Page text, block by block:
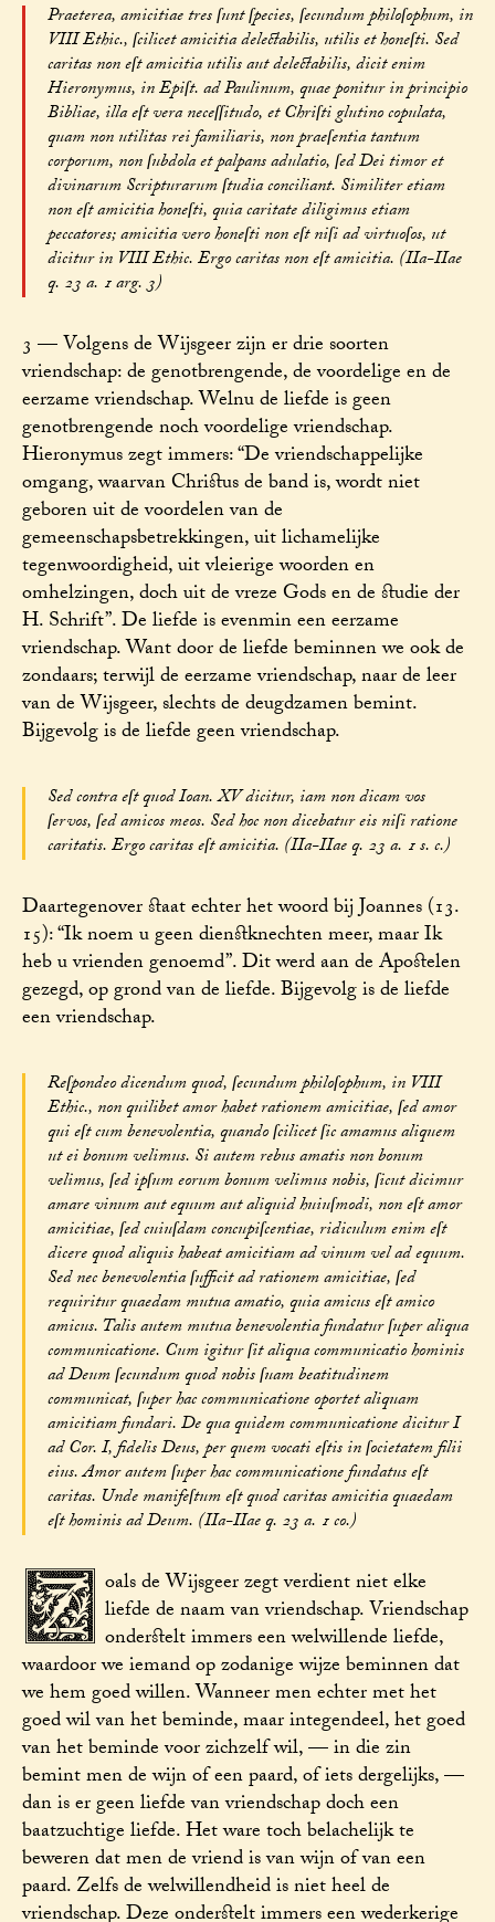
Praeterea, amicitiae tres ſunt ſpecies, ſecundum philoſophum, in
VIII Ethic., ſcilicet amicitia delectabilis, utilis et honeſti. Sed
caritas non eſt amicitia utilis aut delectabilis, dicit enim
Hieronymus, in Epiſt. ad Paulinum, quae ponitur in principio
Bibliae, illa eſt vera neceſſitudo, et Chriſti glutino copulata,
quam non utilitas rei familiaris, non praeſentia tantum
corporum, non ſubdola et palpans adulatio, ſed Dei timor et
divinarum Scripturarum ſtudia conciliant. Similiter etiam
non eſt amicitia honeſti, quia caritate diligimus etiam
peccatores; amicitia vero honeſti non eſt niſi ad virtuoſos, ut
dicitur in VIII Ethic. Ergo caritas non eſt amicitia. (IIa-IIae
q. 23 a. 1 arg. 3)
3 — Volgens de Wijsgeer zijn er drie soorten
vriendschap: de genotbrengende, de voordelige en de
eerzame vriendschap. Welnu de liefde is geen
genotbrengende noch voordelige vriendschap.
Hieronymus zegt immers: “De vriendschappelijke
omgang, waarvan Christus de band is, wordt niet
geboren uit de voordelen van de
gemeenschapsbetrekkingen, uit lichamelijke
tegenwoordigheid, uit vleierige woorden en
omhelzingen, doch uit de vreze Gods en de studie der
H. Schrift”. De liefde is evenmin een eerzame
vriendschap. Want door de liefde beminnen we ook de
zondaars; terwijl de eerzame vriendschap, naar de leer
van de Wijsgeer, slechts de deugdzamen bemint.
Bijgevolg is de liefde geen vriendschap.
Sed contra eſt quod Ioan. XV dicitur, iam non dicam vos
ſervos, ſed amicos meos. Sed hoc non dicebatur eis niſi ratione
caritatis. Ergo caritas eſt amicitia. (IIa-IIae q. 23 a. 1 s. c.)
Daartegenover staat echter het woord bij Joannes (13.
15): “Ik noem u geen dienstknechten meer, maar Ik
heb u vrienden genoemd”. Dit werd aan de Apostelen
gezegd, op grond van de liefde. Bijgevolg is de liefde
een vriendschap.
Reſpondeo dicendum quod, ſecundum philoſophum, in VIII
Ethic., non quilibet amor habet rationem amicitiae, ſed amor
qui eſt cum benevolentia, quando ſcilicet ſic amamus aliquem
ut ei bonum velimus. Si autem rebus amatis non bonum
velimus, ſed ipſum eorum bonum velimus nobis, ſicut dicimur
amare vinum aut equum aut aliquid huiuſmodi, non eſt amor
amicitiae, ſed cuiuſdam concupiſcentiae, ridiculum enim eſt
dicere quod aliquis habeat amicitiam ad vinum vel ad equum.
Sed nec benevolentia ſufficit ad rationem amicitiae, ſed
requiritur quaedam mutua amatio, quia amicus eſt amico
amicus. Talis autem mutua benevolentia fundatur ſuper aliqua
communicatione. Cum igitur ſit aliqua communicatio hominis
ad Deum ſecundum quod nobis ſuam beatitudinem
communicat, ſuper hac communicatione oportet aliquam
amicitiam fundari. De qua quidem communicatione dicitur I
ad Cor. I, fidelis Deus, per quem vocati eſtis in ſocietatem filii
eius. Amor autem ſuper hac communicatione fundatus eſt
caritas. Unde manifeſtum eſt quod caritas amicitia quaedam
eſt hominis ad Deum. (IIa-IIae q. 23 a. 1 co.)
Z oals de Wijsgeer zegt verdient niet elke
liefde de naam van vriendschap. Vriendschap
onderstelt immers een welwillende liefde,
waardoor we iemand op zodanige wijze beminnen dat
we hem goed willen. Wanneer men echter met het
goed wil van het beminde, maar integendeel, het goed
van het beminde voor zichzelf wil, — in die zin
bemint men de wijn of een paard, of iets dergelijks, —
dan is er geen liefde van vriendschap doch een
baatzuchtige liefde. Het ware toch belachelijk te
beweren dat men de vriend is van wijn of van een
paard. Zelfs de welwillendheid is niet heel de